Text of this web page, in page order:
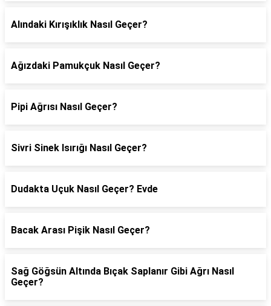
Alındaki Kırışıklık Nasıl Geçer?
Ağızdaki Pamukçuk Nasıl Geçer?
Pipi Ağrısı Nasıl Geçer?
Sivri Sinek Isırığı Nasıl Geçer?
Dudakta Uçuk Nasıl Geçer? Evde
Bacak Arası Pişik Nasıl Geçer?
Sağ Göğsün Altında Bıçak Saplanır Gibi Ağrı Nasıl
Geçer?